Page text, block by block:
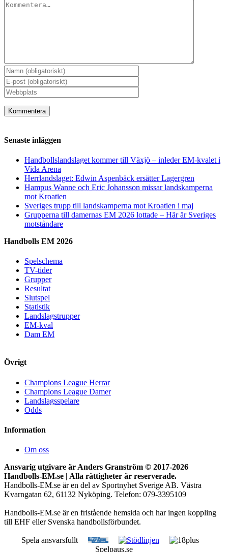
Senaste inläggen
Handbollslandslaget kommer till Växjö – inleder EM-kvalet i
Vida Arena
Herrlandslaget: Edwin Aspenbäck ersätter Lagergren
Hampus Wanne och Eric Johansson missar landskamperna
mot Kroatien
Sveriges trupp till landskamperna mot Kroatien i maj
Grupperna till damernas EM 2026 lottade – Här är Sveriges
motståndare
Handbolls EM 2026
Spelschema
TV-tider
Grupper
Resultat
Slutspel
Statistik
Landslagstrupper
EM-kval
Dam EM
Övrigt
Champions League Herrar
Champions League Damer
Landslagsspelare
Odds
Information
Om oss
Ansvarig utgivare är Anders Granström © 2017-2026
Handbolls-EM.se | Alla rättigheter är reserverade.
Handbolls-EM.se är en del av Sportnyhet Sverige AB. Västra
Kvarngatan 62, 61132 Nyköping. Telefon: 079-3395109
Handbolls-EM.se är en fristående hemsida och har ingen koppling
till EHF eller Svenska handbollsförbundet.
Spela ansvarsfullt
Spelpaus.se